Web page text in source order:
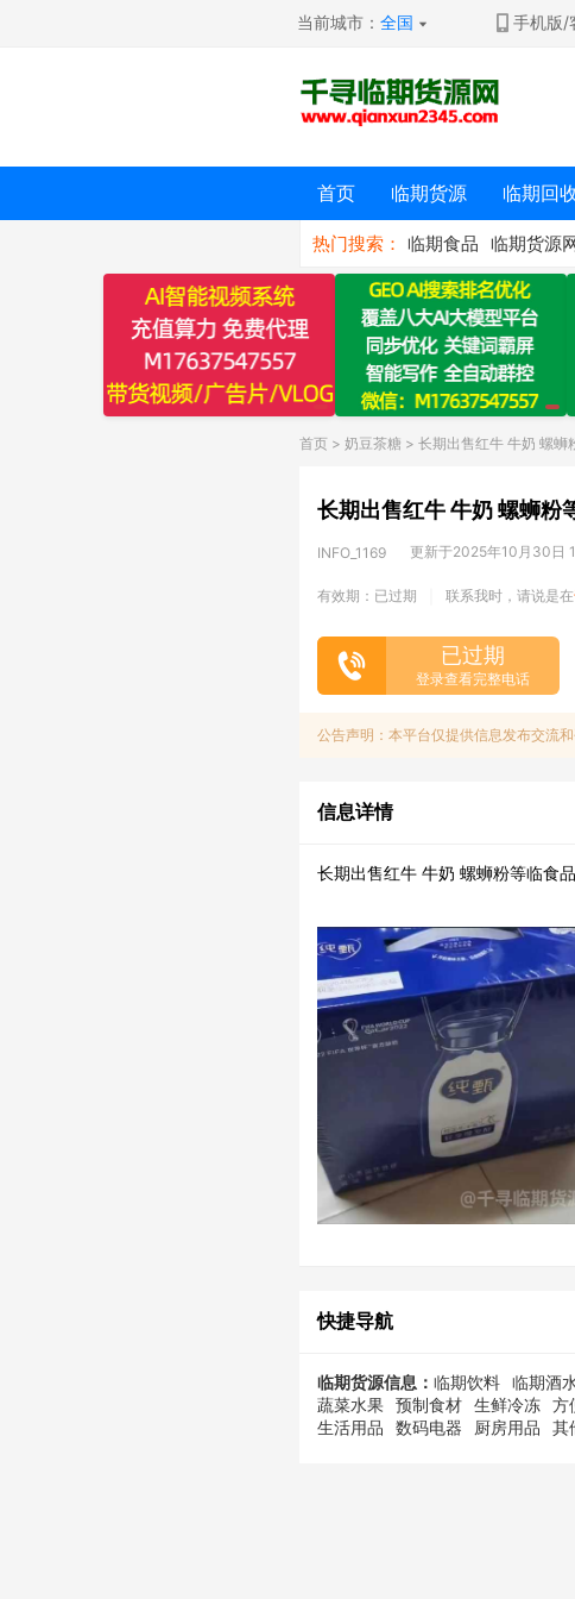
当前城市：全国 手机版/
首页 临期货源 临期回
热门搜索： 临期食品 临期货源
首页 > 奶豆茶糖 > 长期出售红牛 牛奶 螺蛳
长期出售红牛
INFO_1169 更新于2025年10月30日
有效期：已过期 联系我时，请说是在
已过期
登录查看完整电话
公告声明：本平台仅提供信息发布交流
信息详情
长期出售红牛 牛奶 螺蛳粉等临食
快捷导航
临期货源信息： 临期饮料 临期酒
蔬菜水果 预制食材 生鲜冷冻 方
生活用品
数码电器 厨房用品 其